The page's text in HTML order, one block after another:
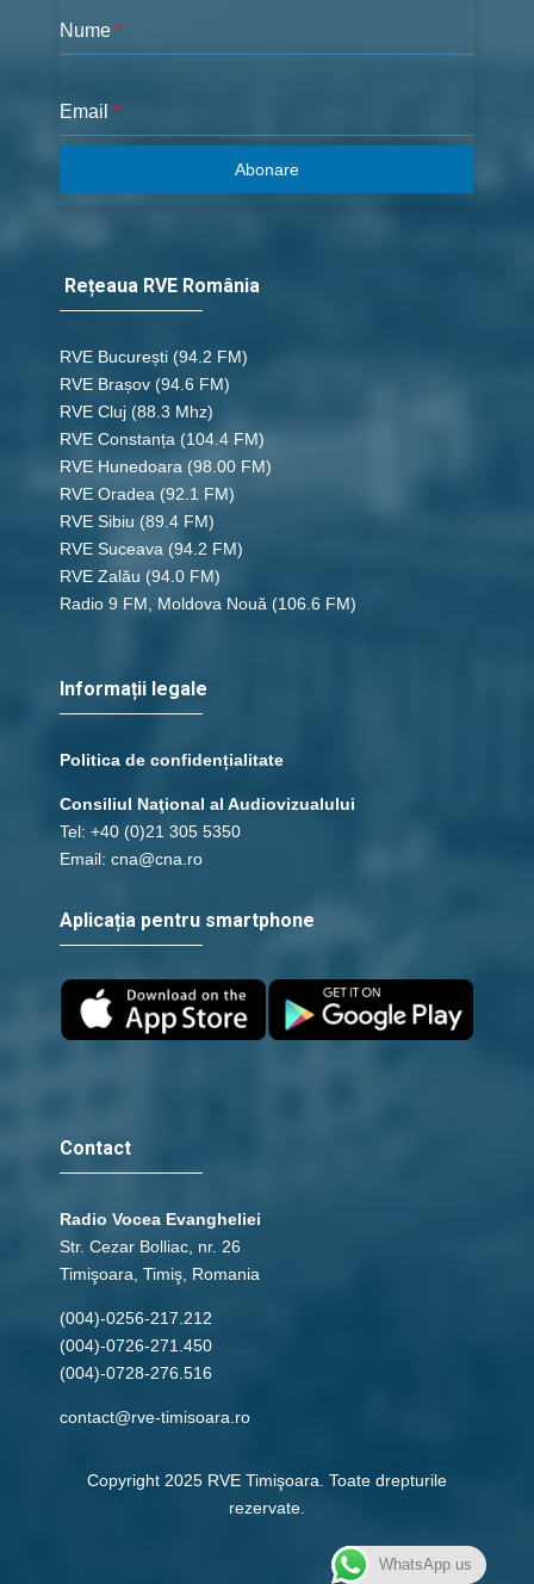
Nume *
Email *
Abonare
Rețeaua RVE România
RVE București (94.2 FM)
RVE Brașov (94.6 FM)
RVE Cluj (88.3 Mhz)
RVE Constanța (104.4 FM)
RVE Hunedoara (98.00 FM)
RVE Oradea (92.1 FM)
RVE Sibiu (89.4 FM)
RVE Suceava (94.2 FM)
RVE Zalău (94.0 FM)
Radio 9 FM, Moldova Nouă (106.6 FM)
Informații legale
Politica de confidențialitate
Consiliul Naţional al Audiovizualului
Tel: +40 (0)21 305 5350
Email: cna@cna.ro
Aplicația pentru smartphone
Contact
Radio Vocea Evangheliei
Str. Cezar Bolliac, nr. 26
Timişoara, Timiş, Romania
(004)-0256-217.212
(004)-0726-271.450
(004)-0728-276.516
contact@rve-timisoara.ro
Copyright 2025 RVE Timişoara. Toate drepturile
rezervate.
WhatsApp us